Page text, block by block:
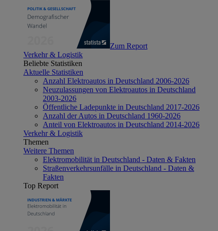
Zum Report
Verkehr & Logistik
Beliebte Statistiken
Aktuelle Statistiken
Anzahl Elektroautos in Deutschland 2006-2026
Neuzulassungen von Elektroautos in Deutschland
2003-2026
Öffentliche Ladepunkte in Deutschland 2017-2026
Anzahl der Autos in Deutschland 1960-2026
Anteil von Elektroautos in Deutschland 2014-2026
Verkehr & Logistik
Themen
Weitere Themen
Elektromobilität in Deutschland - Daten & Fakten
Straßenverkehrsunfälle in Deutschland - Daten &
Fakten
Top Report